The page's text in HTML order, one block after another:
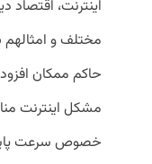
اینترنت،
مختلف و
حاکم ممکان
مشکل اینترنت
خصوص سرعت